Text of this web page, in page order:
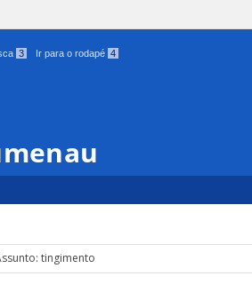
3 Ir para o rodapé 4
tingimento